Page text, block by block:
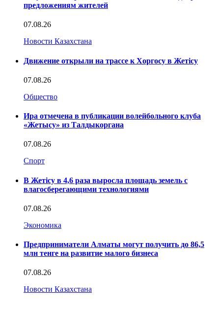
предложениям жителей
07.08.26
Новости Казахстана
Движение открыли на трассе к Хоргосу в Жетісу
07.08.26
Общество
Ира отмечена в публикации волейбольного клуба
«Жетысу» из Талдыкоргана
07.08.26
Спорт
В Жетісу в 4,6 раза выросла площадь земель с
влагосберегающими технологиями
07.08.26
Экономика
Предприниматели Алматы могут получить до 86,5
млн тенге на развитие малого бизнеса
07.08.26
Новости Казахстана